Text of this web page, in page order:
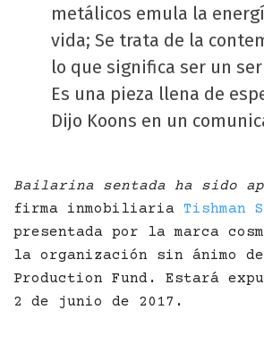
metálicos emula la
vida; Se trata de la
lo que significa ser un
Es una pieza llena de
Dijo Koons en un
Bailarina sentada ha sido
firma inmobiliaria Tishman
presentada por la marca
la organización sin ánimo
Production Fund. Estará
2 de junio de 2017.